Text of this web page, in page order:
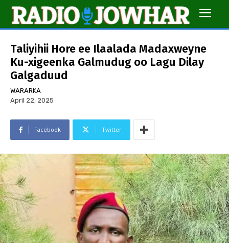
Taliyihii Hore ee Ilaalada Madaxweyne
Ku-xigeenka Galmudug oo Lagu Dilay
Galgaduud
WARARKA
April 22, 2025
Facebook Twitter